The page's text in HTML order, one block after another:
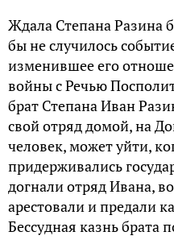
Ждала Степана Разина
бы не случилось
изменившее его
войны с Речью
брат Степана Иван
свой отряд домой, на
человек, может уйти,
придерживались
догнали отряд Ивана,
арестовали и предали
Бессудная казнь брата